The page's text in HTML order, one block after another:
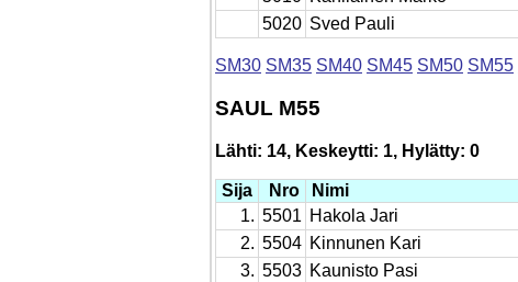
5020 Sved Pauli
SM30 SM35 SM40 SM45 SM50 SM55
SAUL M55
Lähti: 14, Keskeytti: 1, Hylätty: 0
Sija Nro Nimi
1. 5501 Hakola Jari
2. 5504 Kinnunen Kari
3. 5503 Kaunisto Pasi